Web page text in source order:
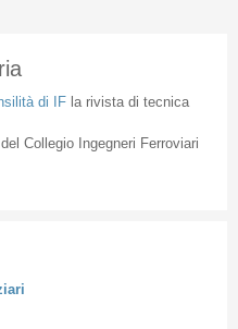
di IFla rivista di tecnica
Collegio Ingegneri Ferroviari